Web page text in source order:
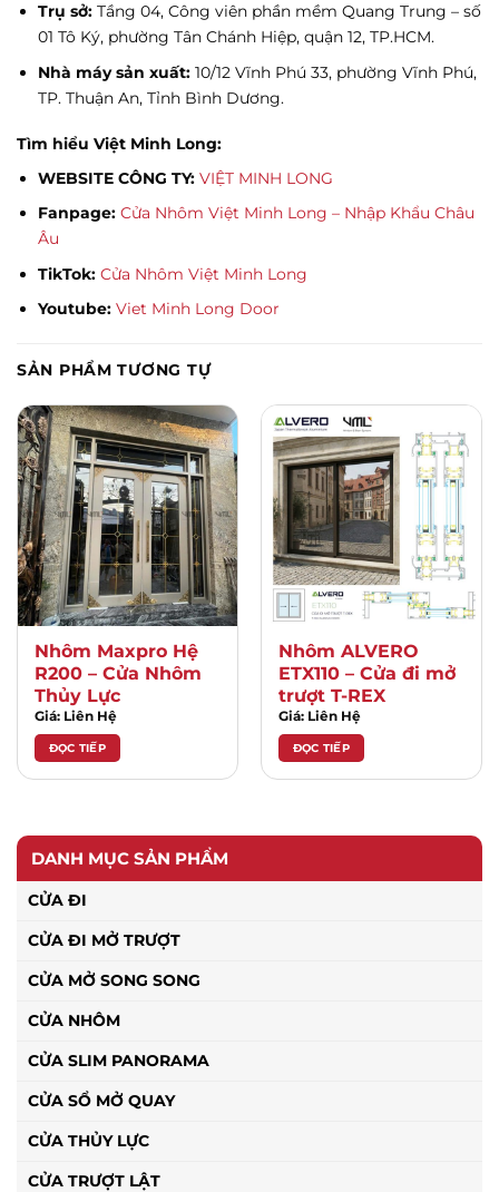
DANH MỤC SẢN PHẨM
CỬA ĐI
CỬA ĐI MỞ TRƯỢT
CỬA MỞ SONG SONG
CỬA NHÔM
CỬA SLIM PANORAMA
CỬA SỔ MỞ QUAY
CỬA THỦY LỰC
CỬA TRƯỢT LẬT
Trụ sở:Tầng 04, Công viên phần mềm Quang Trung – số
01 Tô Ký, phường Tân Chánh Hiệp, quận 12, TP.HCM.
Nhà máy sản xuất:10/12 Vĩnh Phú 33, phường Vĩnh Phú,
TP. Thuận An, Tỉnh Bình Dương.
Tìm hiểu Việt Minh Long:
WEBSITE CÔNG TY: VIỆT MINH LONG
Fanpage: Cửa Nhôm Việt Minh Long – Nhập Khẩu Châu
Âu
TikTok: Cửa Nhôm Việt Minh Long
Youtube: Viet Minh Long Door
SẢN PHẨM TƯƠNG TỰ
Nhôm Maxpro Hệ
R200 – Cửa Nhôm
Thủy Lực
Giá: Liên Hệ
ĐỌC TIẾP
Nhôm ALVERO
ETX110 – Cửa đi mở
trượt T-REX
Giá: Liên Hệ
ĐỌC TIẾP